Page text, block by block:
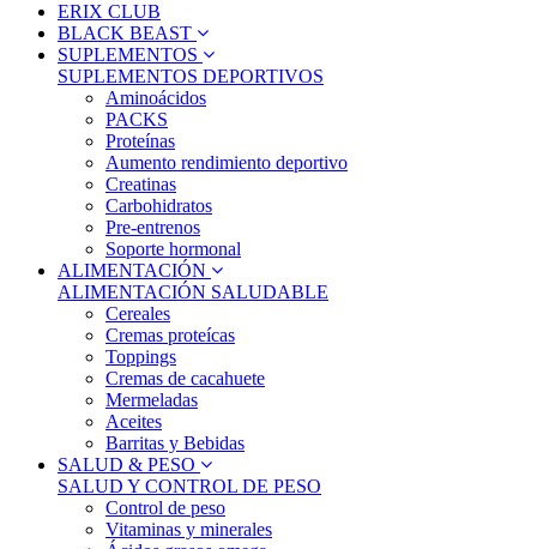
ERIX CLUB
BLACK BEAST
SUPLEMENTOS
SUPLEMENTOS DEPORTIVOS
Aminoácidos
PACKS
Proteínas
Aumento rendimiento deportivo
Creatinas
Carbohidratos
Pre-entrenos
Soporte hormonal
ALIMENTACIÓN
ALIMENTACIÓN SALUDABLE
Cereales
Cremas proteícas
Toppings
Cremas de cacahuete
Mermeladas
Aceites
Barritas y Bebidas
SALUD & PESO
SALUD Y CONTROL DE PESO
Control de peso
Vitaminas y minerales